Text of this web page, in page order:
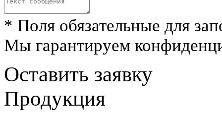
* Поля обязательные для
Мы гарантируем
Оставить заявку
Продукция